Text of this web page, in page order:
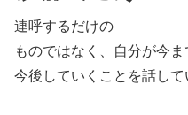
連呼するだけの
ものではなく、自分が今ま
今後していくことを話して